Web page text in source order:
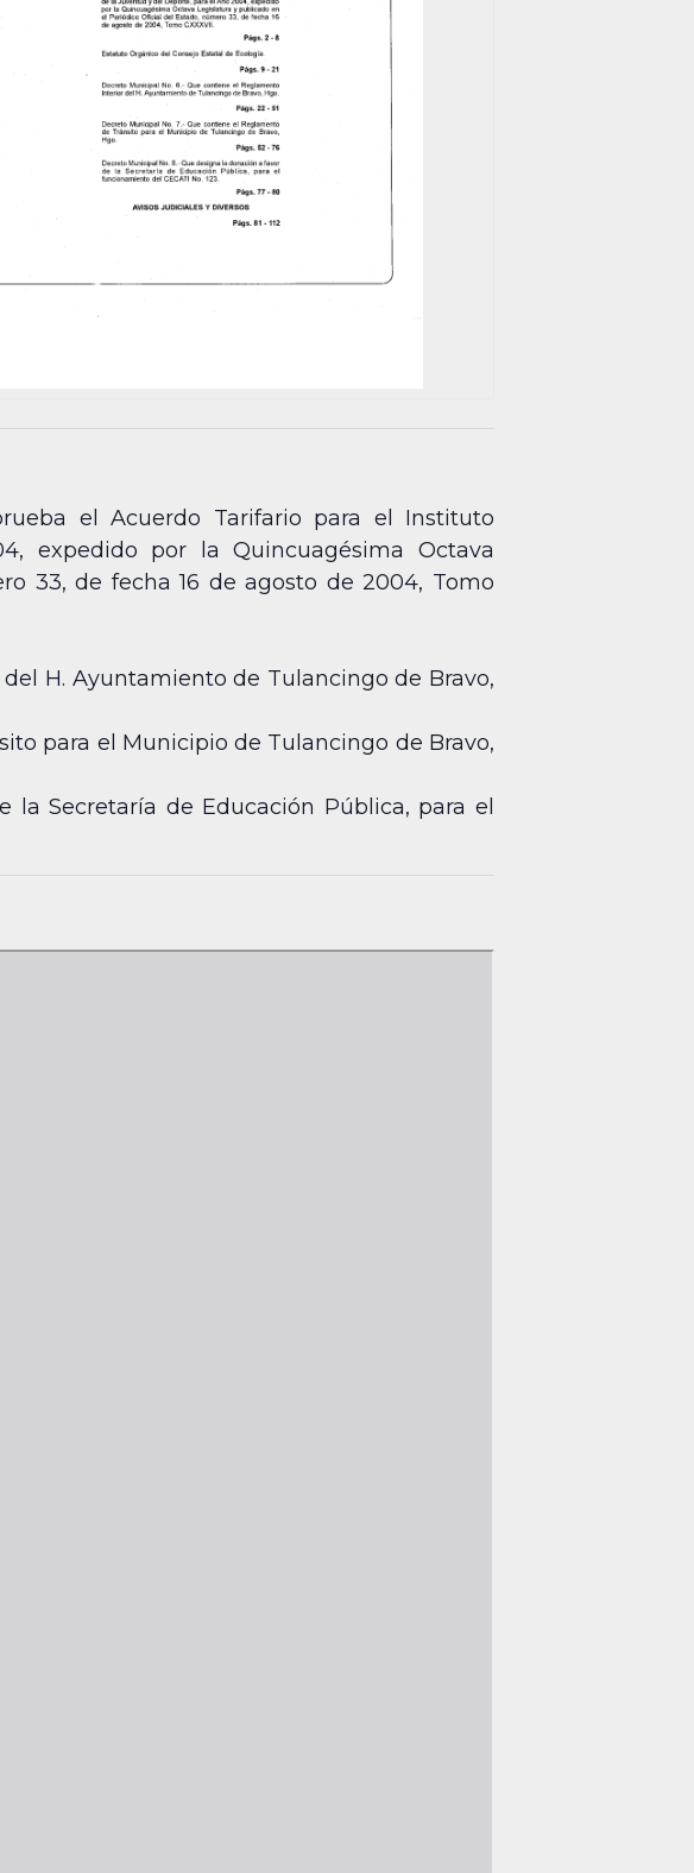
el Acuerdo Tarifario para el Instituto
expedido por la Quincuagésima Octava
33, de fecha 16 de agosto de 2004, Tomo
H. Ayuntamiento de Tulancingo de Bravo,
para el Municipio de Tulancingo de Bravo,
Secretaría de Educación Pública, para el